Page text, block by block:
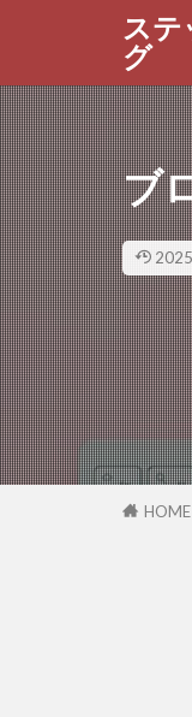
ステ
グ
ブ
HOME